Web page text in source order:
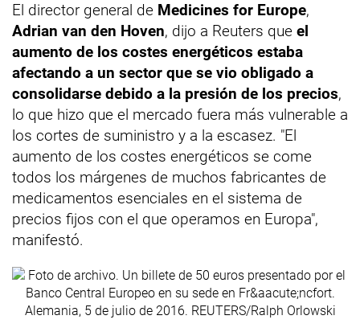
El director general de Medicines for Europe,
Adrian van den Hoven, dijo a Reuters que el
aumento de los costes energéticos estaba
afectando a un sector que se vio obligado a
consolidarse debido a la presión de los precios,
lo que hizo que el mercado fuera más vulnerable a
los cortes de suministro y a la escasez. "El
aumento de los costes energéticos se come
todos los márgenes de muchos fabricantes de
medicamentos esenciales en el sistema de
precios fijos con el que operamos en Europa",
manifestó.